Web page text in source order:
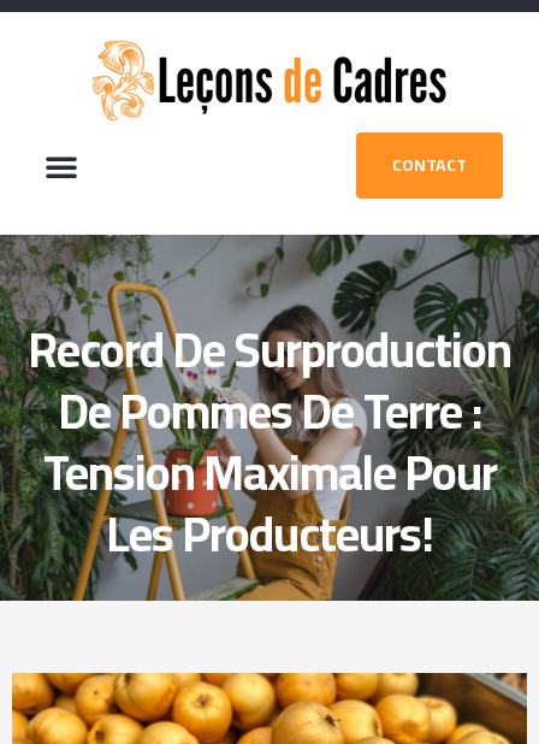
CONTACT
Record De Surproduction
De Pommes De Terre :
Tension Maximale Pour
Les Producteurs!